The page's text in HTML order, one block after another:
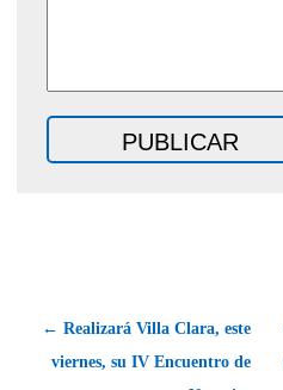
← Realizará Villa Clara, este
viernes, su IV Encuentro de